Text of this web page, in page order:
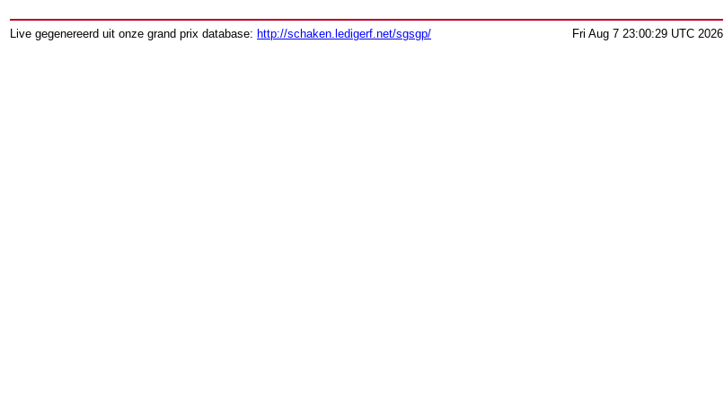
Live gegenereerd uit onze grand prix database: http://schaken.ledigerf.net/sgsgp/ Fri Aug 7 23:00:29 UTC 2026